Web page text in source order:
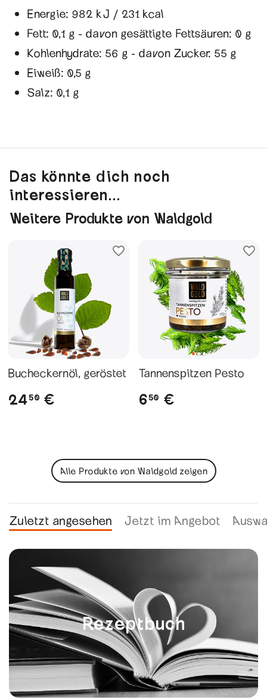
Energie: 982 kJ / 231 kcal
Fett: 0,1 g - davon gesättigte Fettsäuren: 0 g
Kohlenhydrate: 56 g - davon Zucker: 55 g
Eiweiß: 0,5 g
Salz: 0,1 g
Das könnte dich noch
interessieren...
Weitere Produkte von Waldgold
Bucheckernöl, geröstet
2450 €
Tannenspitzen Pesto
650 €
Alle Produkte von Waldgold zeigen
Zuletzt angesehen Jetzt im Angebot
Rezeptbuch